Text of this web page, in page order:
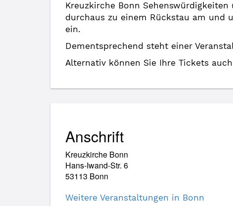
Kreuzkirche Bonn
durchaus zu einem Rückstau am und
ein.
Dementsprechend steht einer
Alternativ können Sie Ihre Tickets
Anschrift
Kreuzkirche Bonn
Hans-Iwand-Str. 6
53113 Bonn
Weitere Veranstaltungen in Bonn